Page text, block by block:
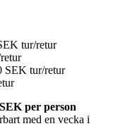
tur/retur
SEK tur/retur
per person
med en vecka i